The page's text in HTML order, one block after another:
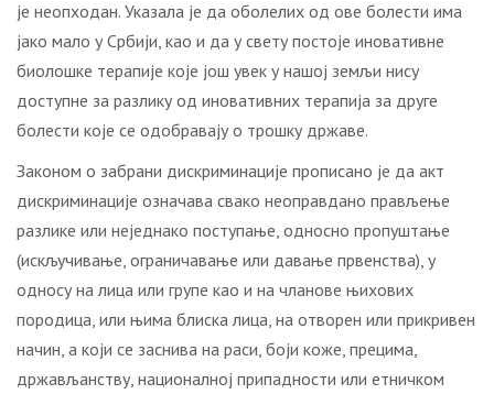
је неопходан. Указала је да оболелих од ове болести има
јако мало у Србији, као и да у свету постоје иновативне
биолошке терапије које још увек у нашој земљи нису
доступне за разлику од иновативних терапија за друге
болести које се одобравају о трошку државе.
Законом о забрани дискриминације прописано је да акт
дискриминације означава свако неоправдано прављење
разлике или неједнако поступање, односно пропуштање
(искључивање, ограничавање или давање првенства), у
односу на лица или групе као и на чланове њихових
породица, или њима блиска лица, на отворен или прикривен
начин, а који се заснива на раси, боји коже, прецима,
држављанству, националној припадности или етничком